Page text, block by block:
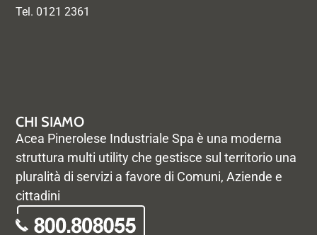
CHI SIAMO
Acea Pinerolese Industriale Spa è una moderna
struttura multi utility che gestisce sul territorio una
pluralità di servizi a favore di Comuni, Aziende e
cittadini
Tel. 0121 2361